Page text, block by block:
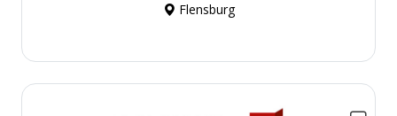
Flensburg